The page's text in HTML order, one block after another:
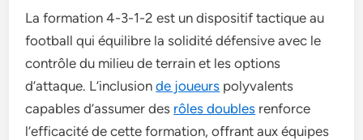
La formation 4-3-1-2 est un dispositif tactique au
football qui équilibre la solidité défensive avec le
contrôle du milieu de terrain et les options
d’attaque. L’inclusionde joueurs polyvalents
capables d’assumer des rôles doubles renforce
l’efficacité de cette formation, offrant aux équipes